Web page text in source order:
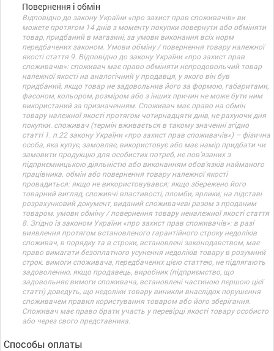
Повернення і обмін
Відповідно до закону України «про захист прав споживачів» ви
можете протягом 14 днів з моменту покупки повернути або обміняти
товар, придбаний в магазині, за умови виконання всіх норм
передбачених законом. Умови обміну / повернення товару належної
якості стаття 9. Відповідно до закону України «про захист прав
споживачів»: споживач має право обміняти непродовольчий товар
належної якості на аналогічний у продавця, у якого він був
придбаний, якщо товар не задовольнив його за формою, габаритами,
фасоном, кольором, розміром або з інших причин не може бути ним
використаний за призначенням. Споживач має право на обмін
товару належної якості протягом чотирнадцяти днів, не рахуючи дня
покупки. споживач (термін вживається в такому значенні згідно
статті 1. п.22 закону України «про захист прав споживачів») – фізична
особа, яка купує, замовляє, використовує або має намір придбати чи
замовити продукцію для особистих потреб, не пов’язаних з
підприємницькою діяльністю або виконанням обов’язків найманого
працівника. обмін або повернення товару належної якості
провадиться: якщо не використовувався; якщо збережено його
товарний вигляд, споживчі властивості, пломби, ярлики; на підставі
розрахунковий документ, виданий споживачеві разом з проданим
товаром. умови обміну / повернення товару неналежної якості стаття
8. Згідно із законом України «про захист прав споживачів»: в разі
виявлення протягом встановленого гарантійного строку недоліків
споживач, в порядку та в строки, встановлені законодавством, має
право вимагати безоплатного усунення недоліків товару в розумний
строк. вимоги споживача, передбачених цією статтею, не підлягають
задоволенню, якщо продавець, виробник (підприємство, що
задовольняє вимоги споживача, встановлені частиною першою цієї
статті) доведуть, що недоліки товару виникли внаслідок порушення
споживачем правил користування товаром або його зберігання.
Споживач має право брати участь у перевірці якості товару особисто
або через свого представника.
Способы оплаты